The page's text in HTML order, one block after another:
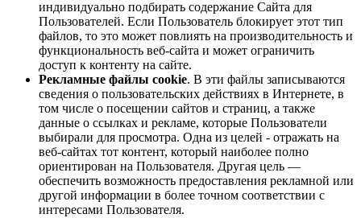
индивидуально подбирать содержание Сайта для
Пользователей. Если Пользователь блокирует этот тип
файлов, то это может повлиять на производительность и
функциональность веб-сайта и может ограничить
доступ к контенту на сайте.
Рекламные файлы cookie. В эти файлы записываются
сведения о пользовательских действиях в Интернете, в
том числе о посещении сайтов и страниц, а также
данные о ссылках и рекламе, которые Пользователи
выбирали для просмотра. Одна из целей - отражать на
веб-сайтах тот контент, который наиболее полно
ориентирован на Пользователя. Другая цель —
обеспечить возможность предоставления рекламной или
другой информации в более точном соответствии с
интересами Пользователя.